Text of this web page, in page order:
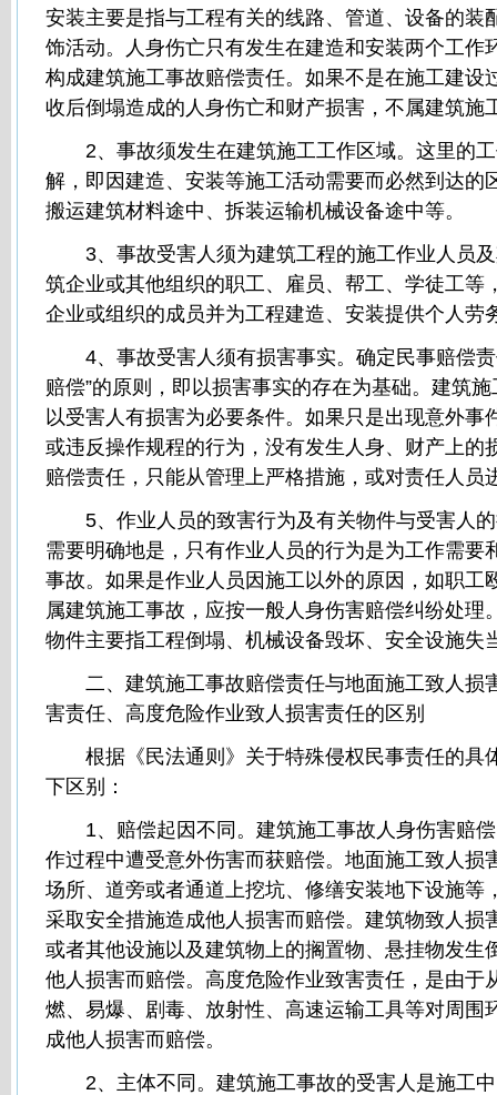
安装主要是指与工程有关的线路、管道、设备的装
饰活动。人身伤亡只有发生在建造和安装两个工作
构成建筑施工事故赔偿责任。如果不是在施工建设
收后倒塌造成的人身伤亡和财产损害，不属建筑施
2、事故须发生在建筑施工工作区域。这里的工
解，即因建造、安装等施工活动需要而必然到达的
搬运建筑材料途中、拆装运输机械设备途中等。
3、事故受害人须为建筑工程的施工作业人员及
筑企业或其他组织的职工、雇员、帮工、学徒工等
企业或组织的成员并为工程建造、安装提供个人劳
4、事故受害人须有损害事实。确定民事赔偿责
赔偿”的原则，即以损害事实的存在为基础。建筑
以受害人有损害为必要条件。如果只是出现意外事
或违反操作规程的行为，没有发生人身、财产上的
赔偿责任，只能从管理上严格措施，或对责任人员
5、作业人员的致害行为及有关物件与受害人的
需要明确地是，只有作业人员的行为是为工作需要
事故。如果是作业人员因施工以外的原因，如职工
属建筑施工事故，应按一般人身伤害赔偿纠纷处理
物件主要指工程倒塌、机械设备毁坏、安全设施失
二、建筑施工事故赔偿责任与地面施工致人损
害责任、高度危险作业致人损害责任的区别
根据《民法通则》关于特殊侵权民事责任的具
下区别：
1、赔偿起因不同。建筑施工事故人身伤害赔偿
作过程中遭受意外伤害而获赔偿。地面施工致人损
场所、道旁或者通道上挖坑、修缮安装地下设施等
采取安全措施造成他人损害而赔偿。建筑物致人损
或者其他设施以及建筑物上的搁置物、悬挂物发生
他人损害而赔偿。高度危险作业致害责任，是由于
燃、易爆、剧毒、放射性、高速运输工具等对周围
成他人损害而赔偿。
2、主体不同。建筑施工事故的受害人是施工中